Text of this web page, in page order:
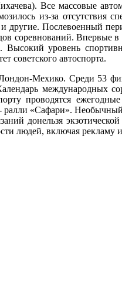
Все массовые
из-за
Послевоенный
соревнований. Впервые
уровень
советского автоспорта.
Мехико. Среди 53
международных
проводятся
«Сафари».
донельзя
людей, включая рекламу